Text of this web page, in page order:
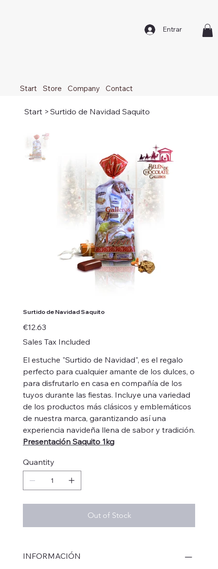
Start Store Company Contact
Entrar
Start > Surtido de Navidad Saquito
Surtido de Navidad Saquito
Price
€12.63
Sales Tax Included
El estuche "Surtido de Navidad", es el regalo
perfecto para cualquier amante de los dulces, o
para disfrutarlo en casa en compañía de los
tuyos durante las fiestas. Incluye una variedad
de los productos más clásicos y emblemáticos
de nuestra marca, garantizando así una
experiencia navideña llena de sabor y tradición.
Presentación Saquito 1kg
Quantity
Out of Stock
INFORMACIÓN